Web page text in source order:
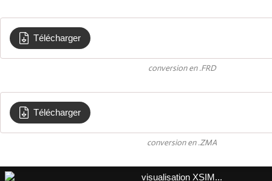
Télécharger
conversion en .FRD
Télécharger
conversion en .ZMA